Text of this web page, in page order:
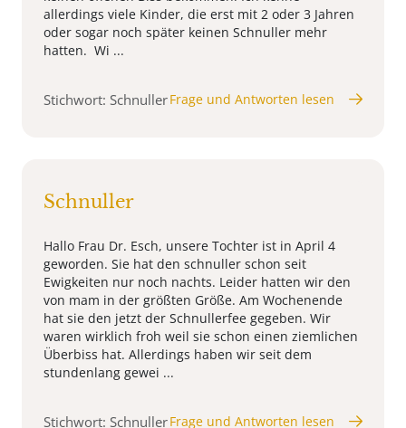
allerdings viele Kinder, die erst mit 2 oder 3 Jahren
oder sogar noch später keinen Schnuller mehr
hatten. Wi ...
Stichwort: SchnullerFrage und Antworten lesen
Schnuller
Hallo Frau Dr. Esch, unsere Tochter ist in April 4
geworden. Sie hat den schnuller schon seit
Ewigkeiten nur noch nachts. Leider hatten wir den
von mam in der größten Größe. Am Wochenende
hat sie den jetzt der Schnullerfee gegeben. Wir
waren wirklich froh weil sie schon einen ziemlichen
Überbiss hat. Allerdings haben wir seit dem
stundenlang gewei ...
Stichwort: SchnullerFrage und Antworten lesen